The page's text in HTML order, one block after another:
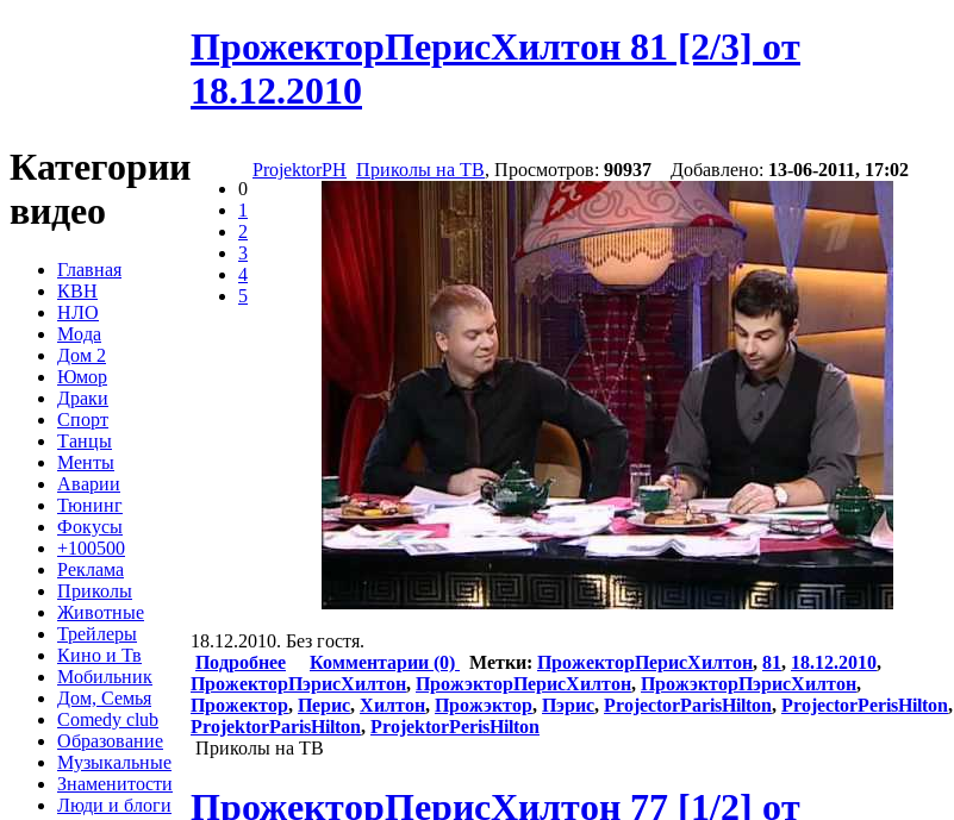
Категории
видео
Главная
КВН
НЛО
Мода
Дом 2
Юмор
Драки
Спорт
Танцы
Менты
Аварии
Тюнинг
Фокусы
+100500
Реклама
Приколы
Животные
Трейлеры
Кино и Тв
Мобильник
Дом, Семья
Comedy club
Образование
Музыкальные
Знаменитости
Люди и блоги
ПрожекторПерисХилтон 81 [2/3] от
18.12.2010
0
1
2
3
4
5
ProjektorPH Приколы на ТВ, Просмотров: 90937 Добавлено: 13-06-2011, 17:02
18.12.2010. Без гостя.
Подробнее
Комментарии (0) Метки: ПрожекторПерисХилтон, 81, 18.12.2010,
ПрожекторПэрисХилтон, ПрожэкторПерисХилтон, ПрожэкторПэрисХилтон,
Прожектор, Перис, Хилтон, Прожэктор, Пэрис, ProjectorParisHilton, ProjectorPerisHilton,
ProjektorParisHilton, ProjektorPerisHilton
Приколы на ТВ
ПрожекторПерисХилтон 77 [1/2] от